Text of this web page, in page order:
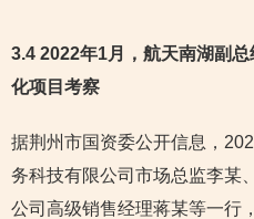
3.4 2022年1月，航天南湖副
化项目考察
据荆州市国资委公开信息，
务科技有限公司市场总监李某
公司高级销售经理蒋某等一行